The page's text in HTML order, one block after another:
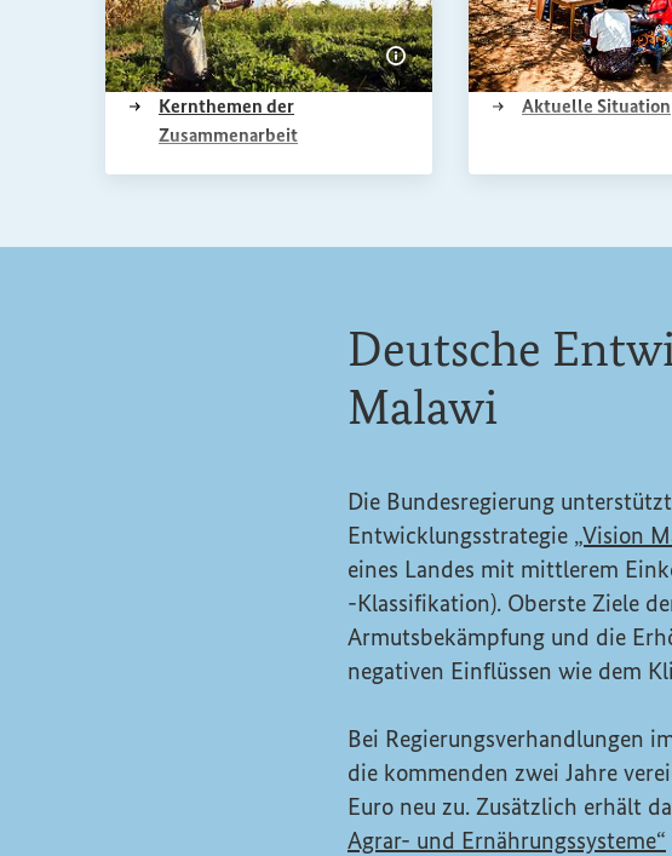
Kernthemen der
Zusammenarbeit(Externer Link)
Bildinformationen einblenden
Aktuelle Situation
Deutsche
Malawi
Die Bundesregierung
Entwicklungsstrategie „Vision
eines Landes mit mittlerem
-Klassifikation). Oberste Ziele
Armutsbekämpfung und die
negativen Einflüssen wie dem
Bei Regierungsverhandlungen
die kommenden zwei Jahre
Euro neu zu. Zusätzlich erhält
Agrar- und Ernährungssysteme“